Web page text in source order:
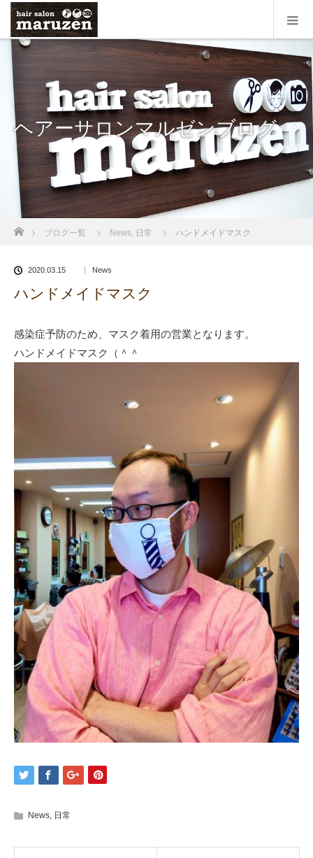
ヘアーサロンマルゼンブログ
ブログ一覧 News, 日常 ハンドメイドマスク
2020.03.15 News
ハンドメイドマスク
感染症予防のため、マスク着用の営業となります。
ハンドメイドマスク（＾＾
News, 日常